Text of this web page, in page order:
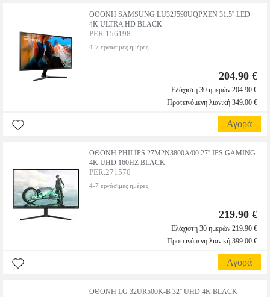
ΟΘΟΝΗ SAMSUNG LU32J590UQPXEN 31.5'' LED
4K ULTRA HD BLACK
PER.156198
4-7 εργάσιμες ημέρες
204.90 €
Ελάχιστη 30 ημερών 204.90 €
Προτεινόμενη λιανική 349.00 €
Αγορά
ΟΘΟΝΗ PHILIPS 27M2N3800A/00 27'' IPS GAMING
4K UHD 160HZ BLACK
PER.271570
4-7 εργάσιμες ημέρες
219.90 €
Ελάχιστη 30 ημερών 219.90 €
Προτεινόμενη λιανική 399.00 €
Αγορά
ΟΘΟΝΗ LG 32UR500K-B 32'' UHD 4K BLACK